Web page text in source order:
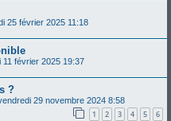
25 février 2025 11:18
11 février 2025 19:37
?
29 novembre 2024 8:58
1 2 3 4 5 6